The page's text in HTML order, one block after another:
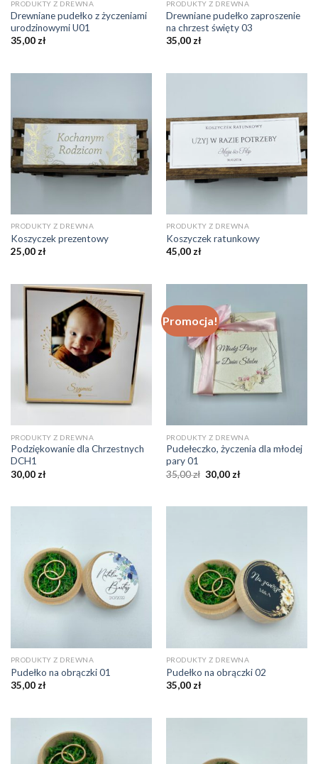
PRODUKTY Z DREWNA
Drewniane pudełko z życzeniami
urodzinowymi U01
35,00 zł
PRODUKTY Z DREWNA
Drewniane pudełko zaproszenie
na chrzest święty 03
35,00 zł
PRODUKTY Z DREWNA
Koszyczek prezentowy
25,00 zł
PRODUKTY Z DREWNA
Koszyczek ratunkowy
45,00 zł
PRODUKTY Z DREWNA
Podziękowanie dla Chrzestnych
DCH1
30,00 zł
Promocja!
PRODUKTY Z DREWNA
Pudełeczko, życzenia dla młodej
pary 01
35,00zł 30,00 zł
PRODUKTY Z DREWNA
Pudełko na obrączki 01
35,00 zł
PRODUKTY Z DREWNA
Pudełko na obrączki 02
35,00 zł